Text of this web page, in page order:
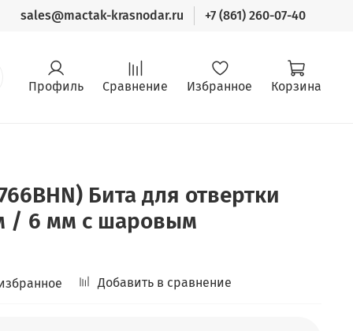
sales@mactak-krasnodar.ru +7 (861) 260-07-40
Профиль Сравнение Избранное Корзина
Бита для отвертки
/ 6 мм с шаровым
Добавить в сравнение